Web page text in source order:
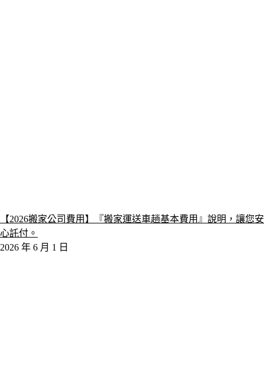
【2026搬家公司費用】『搬家運送車趟基本費用』說明，讓您安
心託付。
2026 年 6 月 1 日